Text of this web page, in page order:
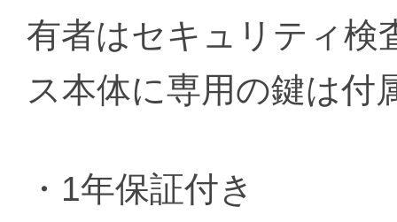
有者はセキュリティ検
ス本体に専用の鍵は付
・1年保証付き